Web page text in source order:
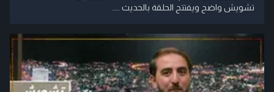
تشويش واضح ويفتتح الحلقة بالحديث ....